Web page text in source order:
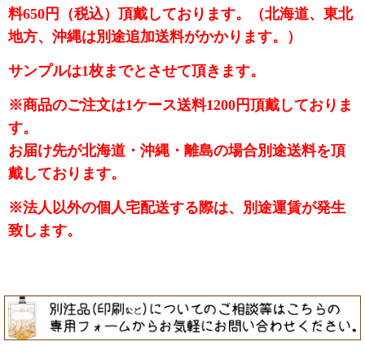
料650円（税込）頂戴しております。（北海道、東北
地方、沖縄は別途追加送料がかかります。）
サンプルは1枚までとさせて頂きます。
※商品のご注文は1ケース送料1200円頂戴しておりま
す。
お届け先が北海道・沖縄・離島の場合別途送料を頂
戴しております。
※法人以外の個人宅配送する際は、別途運賃が発生
致します。